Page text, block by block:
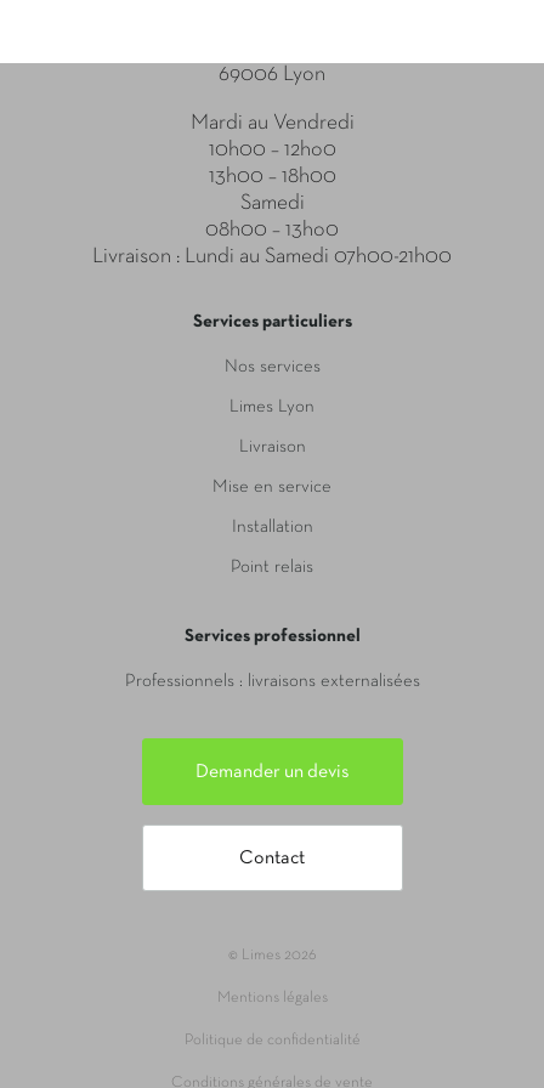
69006 Lyon
Mardi au Vendredi
10h00 – 12ho0
13h00 – 18h00
Samedi
08h00 – 13ho0
Livraison : Lundi au Samedi 07h00-21h00
Services particuliers
Nos services
Limes Lyon
Livraison
Mise en service
Installation
Point relais
Services professionnel
Professionnels : livraisons externalisées
Demander un devis
Contact
© Limes 2026
Mentions légales
Politique de confidentialité
Conditions générales de vente